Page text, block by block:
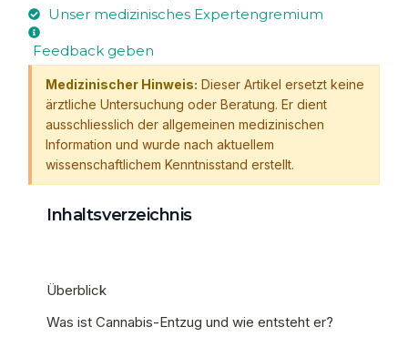
Unser medizinisches Expertengremium
Feedback geben
Medizinischer Hinweis: Dieser Artikel ersetzt keine
ärztliche Untersuchung oder Beratung. Er dient
ausschliesslich der allgemeinen medizinischen
Information und wurde nach aktuellem
wissenschaftlichem Kenntnisstand erstellt.
Inhaltsverzeichnis
Überblick
Was ist Cannabis-Entzug und wie entsteht er?